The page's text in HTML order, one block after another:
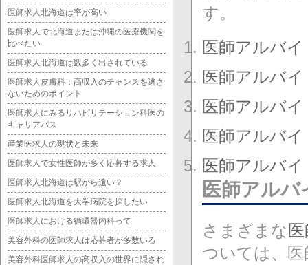
す。
医師アルバ
医師アルバ
医師アルバ
医師アルバ
医師アルバ
医師アル
さまざまな
ついては、
医師求人北海道は率が高い
医師求人で北海道または沖縄の医療機関を
比べたい
医師求人北海道は数多く出されている
医師求人皮膚科：高収入のチャンスを逃さ
ないためのポイント
医師求人にみるリハビリテーション科医の
キャリアパス
産業医求人の現状と未来
医師求人で女性医師が多く応募する求人
医師求人北海道は駅から遠い？
医師求人北海道を大学病院を探したい
医師求人における循環器内科って
美容外科の医師求人は応募者が多数いる
美容外科医師求人の高収入の世界に隠され